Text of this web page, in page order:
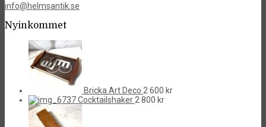
info@helmsantik.se
Nyinkommet
Bricka Art Deco 2 600 kr
Cocktailshaker 2 800 kr